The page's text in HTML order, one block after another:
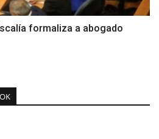
formaliza a abogado